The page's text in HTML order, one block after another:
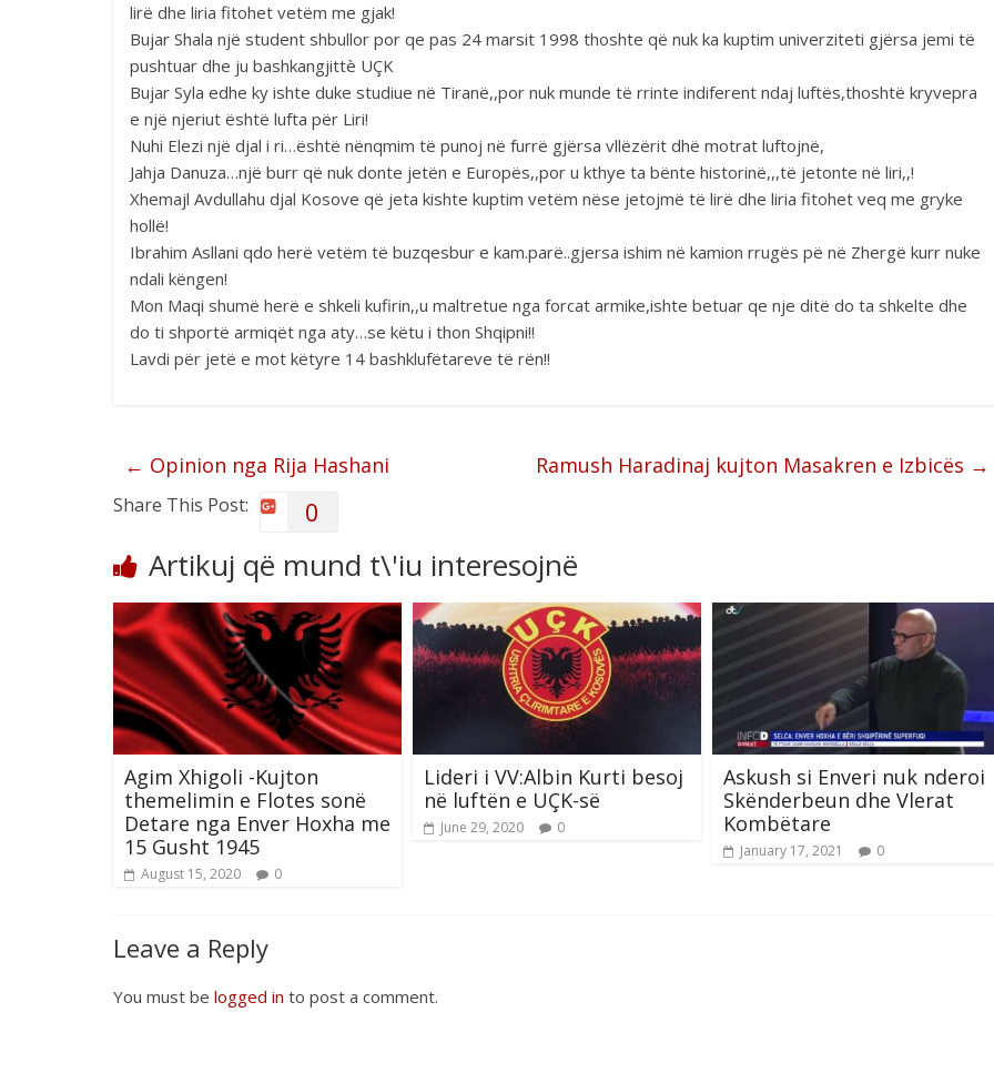
lirë dhe liria fitohet vetëm me gjak!
Bujar Shala një student shbullor por qe pas 24 marsit 1998 thoshte që nuk ka kuptim univerziteti gjërsa jemi të
pushtuar dhe ju bashkangjittè UÇK
Bujar Syla edhe ky ishte duke studiue në Tiranë,,por nuk munde të rrinte indiferent ndaj luftës,thoshtë kryvepra
e një njeriut është lufta për Liri!
Nuhi Elezi një djal i ri…është nënqmim të punoj në furrë gjërsa vllëzërit dhë motrat luftojnë,
Jahja Danuza…një burr që nuk donte jetën e Europës,,por u kthye ta bënte historinë,,,të jetonte në liri,,!
Xhemajl Avdullahu djal Kosove që jeta kishte kuptim vetëm nëse jetojmë të lirë dhe liria fitohet veq me gryke
hollë!
Ibrahim Asllani qdo herë vetëm të buzqesbur e kam.parë..gjersa ishim në kamion rrugës pë në Zhergë kurr nuke
ndali këngen!
Mon Maqi shumë herë e shkeli kufirin,,u maltretue nga forcat armike,ishte betuar qe nje ditë do ta shkelte dhe
do ti shportë armiqët nga aty…se këtu i thon Shqipni!!
Lavdi për jetë e mot këtyre 14 bashklufëtareve të rën!!
← Opinion nga Rija Hashani Ramush Haradinaj kujton Masakren e Izbicës →
Share This Post: 0
Artikuj që mund t\'iu interesojnë
Agim Xhigoli -Kujton
themelimin e Flotes sonë
Detare nga Enver Hoxha me
15 Gusht 1945
August 15, 2020 0
Lideri i VV:Albin Kurti besoj
në luftën e UÇK-së
June 29, 2020 0
Askush si Enveri nuk nderoi
Skënderbeun dhe Vlerat
Kombëtare
January 17, 2021 0
Leave a Reply
You must be logged in to post a comment.